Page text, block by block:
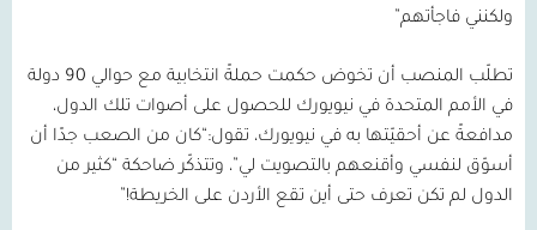
ولكنني فاجأتهم”
تطلّب المنصب أن تخوض حكمت حملةً انتخابية مع حوالي 90 دولة
في الأمم المتحدة في نيويورك للحصول على أصوات تلك الدول،
مدافعةً عن أحقيّتها به في نيويورك، تقول:“كان من الصعب جدًا أن
أسوّق لنفسي وأقنعهم بالتصويت لي”، وتتذكّر ضاحكة “كثير من
الدول لم تكن تعرف حتى أين تقع الأردن على الخريطة!”